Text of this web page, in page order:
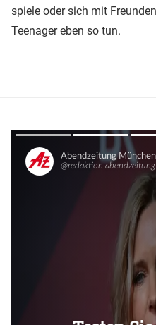
spiele oder sich mit
Teenager eben so tun.